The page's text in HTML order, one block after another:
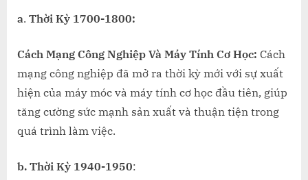
a. Thời Kỳ 1700-1800:
Cách Mạng Công Nghiệp Và Máy Tính Cơ Học: Cách
mạng công nghiệp đã mở ra thời kỳ mới với sự xuất
hiện của máy móc và máy tính cơ học đầu tiên, giúp
tăng cường sức mạnh sản xuất và thuận tiện trong
quá trình làm việc.
b. Thời Kỳ 1940-1950: